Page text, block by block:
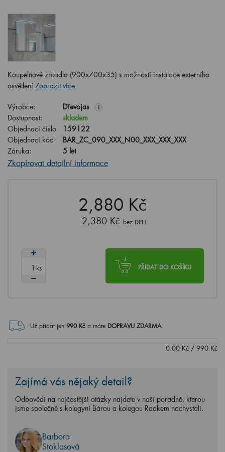
Koupelnové zrcadlo (900x700x35) s možností instalace externího
osvětlení Zobrazit více
Výrobce: Dřevojas i
Dostupnost:
skladem
Objednací číslo
159122
Objednací kód
BAR_ZC_090_XXX_N00_XXX_XXX_XXX
Záruka:
5 let
Zkopírovat detailní informace
2,880 Kč
2,380 Kč bez DPH
PŘIDAT DO KOŠÍKU
ks
Už přidat jen 990Kč a máte DOPRAVU ZDARMA.
0.00 Kč / 990 Kč
Zajímá vás nějaký detail?
Odpovědi na nejčastější otázky najdete v naší poradně, kterou
jsme společně s kolegyní Bárou a kolegou Radkem nachystali.
Barbora
Stoklasová